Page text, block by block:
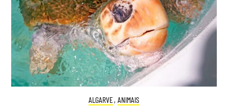
ALGARVE, ANIMAIS